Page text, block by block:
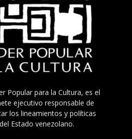
Popular para la Cultura, es el
ejecutivo responsable de
los lineamientos y políticas
Estado venezolano.